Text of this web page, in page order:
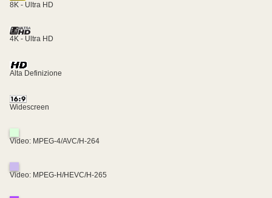
8K - Ultra HD
4K - Ultra HD
Alta Definizione
Widescreen
Video: MPEG-4/AVC/H-264
Video: MPEG-H/HEVC/H-265